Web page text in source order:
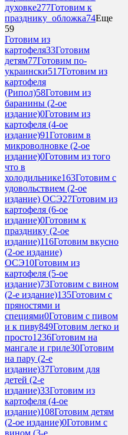
духовке277Готовим к
празднику_обложка74Еще
59
Готовим из
картофеля33Готовим
детям77Готовим по-
украински517Готовим из
картофеля
(Рипол)58Готовим из
баранины (2-ое
издание)0Готовим из
картофеля (4-ое
издание)91Готовим в
микроволновке (2-ое
издание)0Готовим из того
что в
холодильнике163Готовим с
удовольствием (2-ое
издание) ОСЭ27Готовим из
картофеля (6-ое
издание)0Готовим к
празднику (2-ое
издание)116Готовим вкусно
(2-ое издание)
ОСЭ10Готовим из
картофеля (5-ое
издание)73Готовим с вином
(2-е издание)135Готовим с
пряностями и
специями0Готовим с пивом
и к пиву849Готовим легко и
просто1236Готовим на
мангале и гриле30Готовим
на пару (2-е
издание)37Готовим для
детей (2-е
издание)33Готовим из
картофеля (4-ое
издание)108Готовим детям
(2-ое издание)0Готовим с